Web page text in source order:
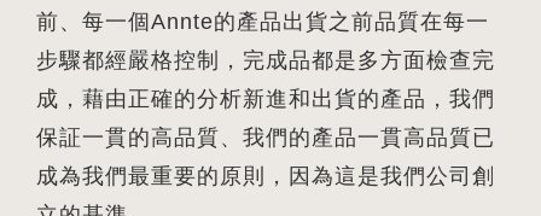
前、每一個Annte的產品出貨之前品質在每一
步驟都經嚴格控制，完成品都是多方面檢查完
成，藉由正確的分析新進和出貨的產品，我們
保証一貫的高品質、我們的產品一貫高品質已
成為我們最重要的原則，因為這是我們公司創